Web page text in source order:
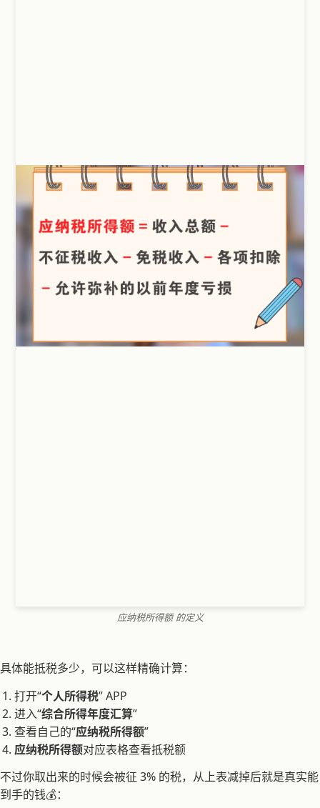
应纳税所得额 的定义
具体能抵税多少，可以这样精确计算：
打开“个人所得税” APP
进入“综合所得年度汇算”
查看自己的“应纳税所得额”
应纳税所得额对应表格查看抵税额
不过你取出来的时候会被征 3% 的税，从上表减掉后就是真实能
到手的钱💰：